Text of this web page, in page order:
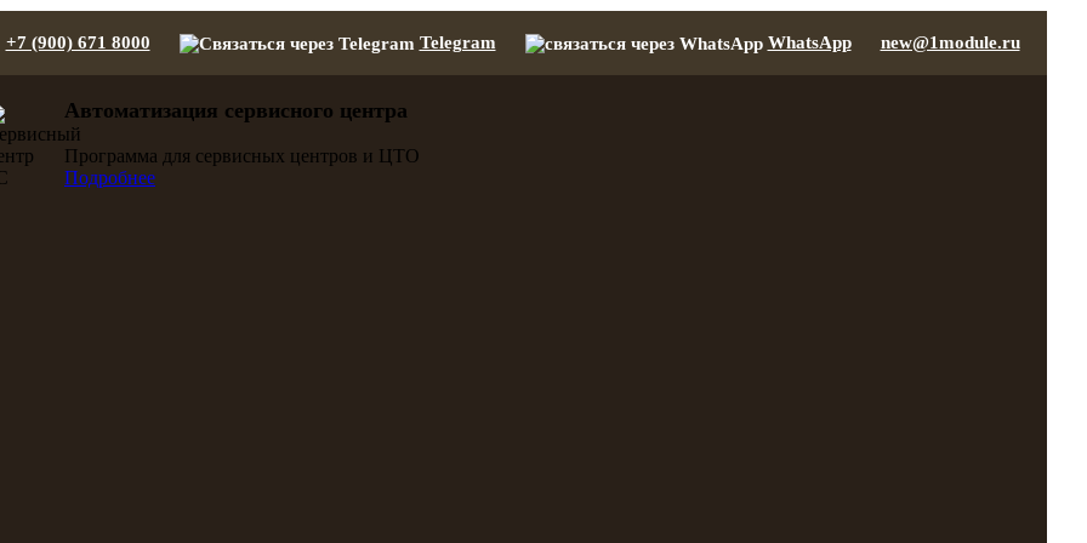
+7 (900) 671 8000 Telegram WhatsApp new@1module.ru
Автоматизация сервисного центра
Программа для сервисных центров и ЦТО
Подробнее